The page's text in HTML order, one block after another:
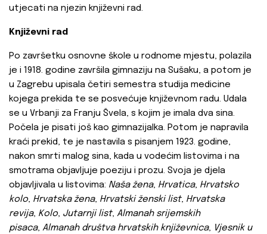
utjecati na njezin književni rad.
Književni rad
Po završetku osnovne škole u rodnome mjestu, polazila
je i 1918. godine završila gimnaziju na Sušaku, a potom je
u Zagrebu upisala četiri semestra studija medicine
kojega prekida te se posvećuje književnom radu. Udala
se u Vrbanji za Franju Švela, s kojim je imala dva sina.
Počela je pisati još kao gimnazijalka. Potom je napravila
kraći prekid, te je nastavila s pisanjem 1923. godine,
nakon smrti malog sina, kada u vodećim listovima i na
smotrama objavljuje poeziju i prozu. Svoja je djela
objavljivala u listovima: Naša žena, Hrvatica, Hrvatsko
kolo, Hrvatska žena, Hrvatski ženski list, Hrvatska
revija, Kolo, Jutarnji list, Almanah srijemskih
pisaca, Almanah društva hrvatskih književnica, Vjesnik u